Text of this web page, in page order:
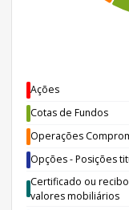
Ações
Cotas de Fundos
Operações
Opções - Posições
Certificado ou
valores mobiliários